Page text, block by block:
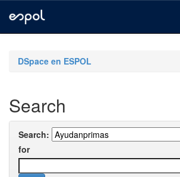
navigationDSpace en ESPOL
Search
Search:
for